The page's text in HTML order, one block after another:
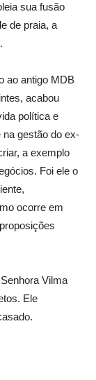
sua fusão
de praia, a
ao antigo MDB
acabou
política e
gestão do ex-
a exemplo
Foi ele o
ocorre em
Vilma
Ele